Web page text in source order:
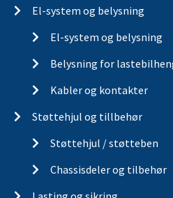
El-system og belysning
El-system og belysning
Belysning for
Kabler og kontakter
Støttehjul og tillbehør
Støttehjul / støtteben
Chassisdeler og tilbehør